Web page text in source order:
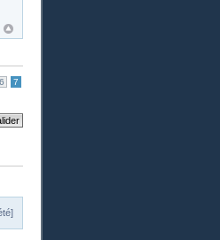
6 7